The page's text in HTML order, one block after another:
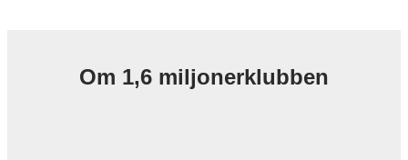
Om 1,6 miljonerklubben